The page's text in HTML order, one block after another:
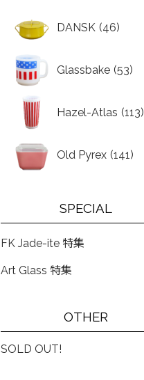
DANSK (46)
Glassbake (53)
Hazel-Atlas (113)
Old Pyrex (141)
SPECIAL
FK Jade-ite 特集
Art Glass 特集
OTHER
SOLD OUT!